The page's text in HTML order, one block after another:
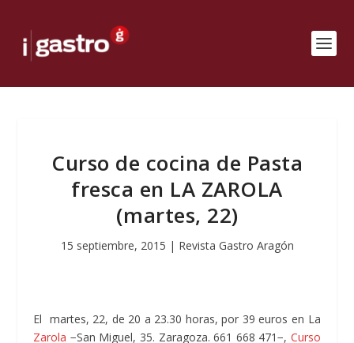
Curso de cocina de Pasta
fresca en LA ZAROLA
(martes, 22)
15 septiembre, 2015 | Revista Gastro Aragón
El martes, 22, de 20 a 23.30 horas, por 39 euros en La
Zarola −San Miguel, 35. Zaragoza. 661 668 471−, Curso